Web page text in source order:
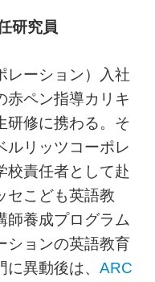
研究員
レーション）入社
赤ペン指導カリキ
研修に携わる。そ
ルリッツコーポレ
校責任者として赴
セこども英語教
師養成プログラム
ションの英語教育
異動後は、 ARC